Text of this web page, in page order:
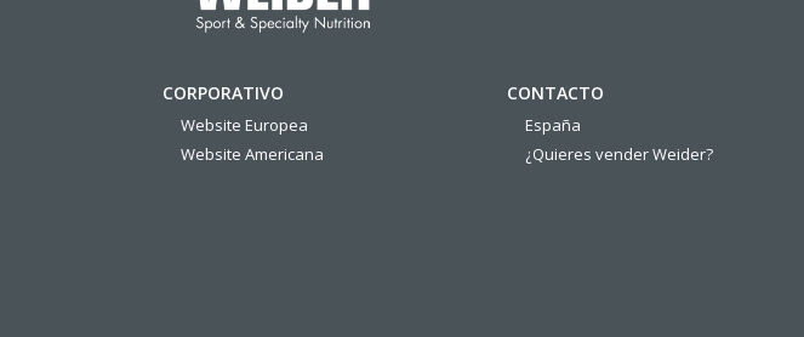
CORPORATIVO
Website Europea
Website Americana
CONTACTO
España
¿Quieres vender Weider?